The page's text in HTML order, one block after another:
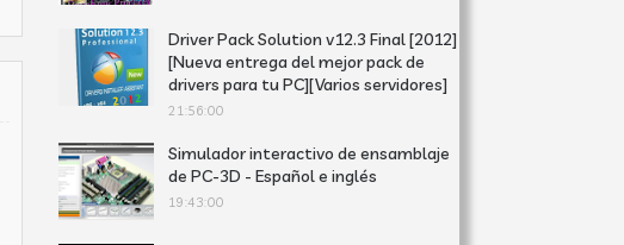
Driver Pack Solution v12.3 Final [2012]
[Nueva entrega del mejor pack de
drivers para tu PC][Varios servidores]
21:56:00
Simulador interactivo de ensamblaje
de PC-3D - Español e inglés
19:43:00